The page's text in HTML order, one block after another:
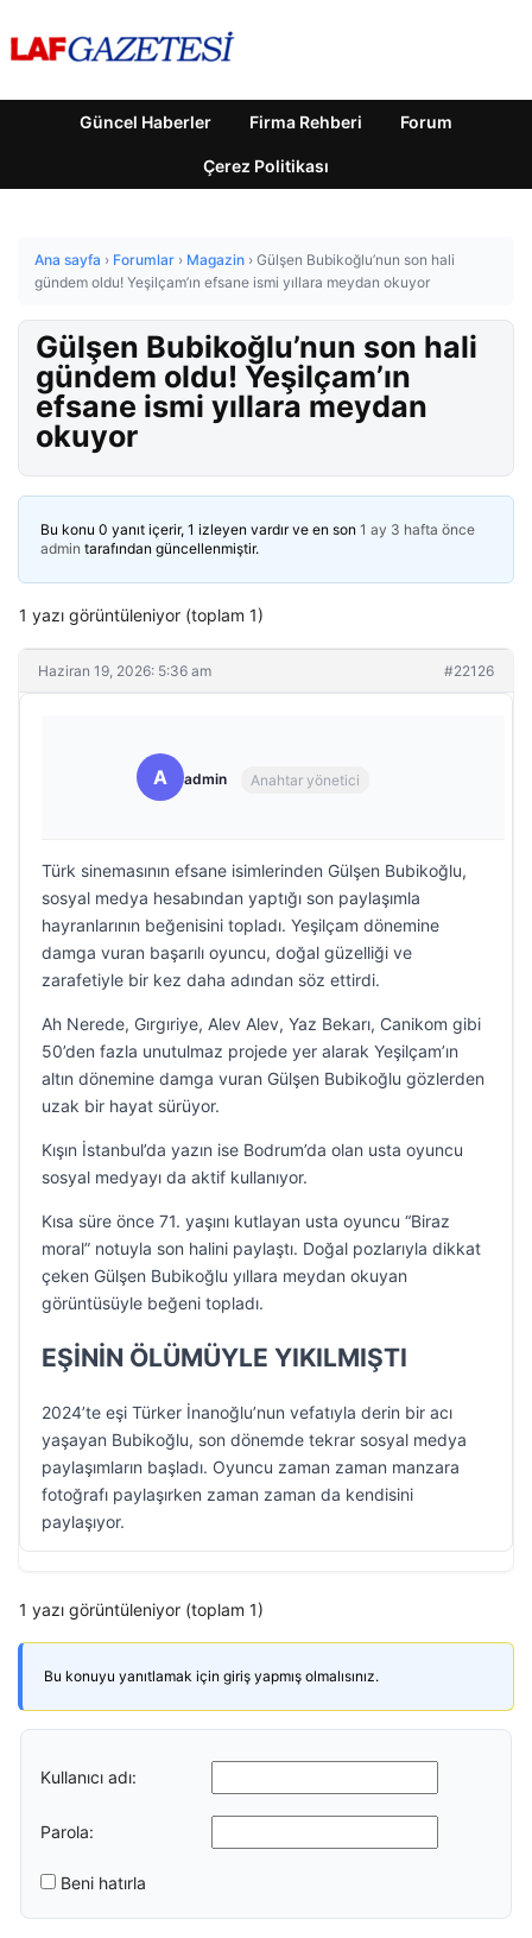
Güncel Haberler Firma Rehberi Forum
Çerez Politikası
Ana sayfa › Forumlar › Magazin › Gülşen Bubikoğlu’nun son hali
gündem oldu! Yeşilçam’ın efsane ismi yıllara meydan okuyor
Gülşen Bubikoğlu’nun son hali
gündem oldu! Yeşilçam’ın
efsane ismi yıllara meydan
okuyor
Bu konu 0 yanıt içerir, 1 izleyen vardır ve en son 1 ay 3 hafta önce
admin tarafından güncellenmiştir.
1 yazı görüntüleniyor (toplam 1)
Haziran 19, 2026: 5:36 am #22126
A admin Anahtar yönetici
Türk sinemasının efsane isimlerinden Gülşen Bubikoğlu,
sosyal medya hesabından yaptığı son paylaşımla
hayranlarının beğenisini topladı. Yeşilçam dönemine
damga vuran başarılı oyuncu, doğal güzelliği ve
zarafetiyle bir kez daha adından söz ettirdi.
Ah Nerede, Gırgıriye, Alev Alev, Yaz Bekarı, Canikom gibi
50’den fazla unutulmaz projede yer alarak Yeşilçam’ın
altın dönemine damga vuran Gülşen Bubikoğlu gözlerden
uzak bir hayat sürüyor.
Kışın İstanbul’da yazın ise Bodrum’da olan usta oyuncu
sosyal medyayı da aktif kullanıyor.
Kısa süre önce 71. yaşını kutlayan usta oyuncu “Biraz
moral” notuyla son halini paylaştı. Doğal pozlarıyla dikkat
çeken Gülşen Bubikoğlu yıllara meydan okuyan
görüntüsüyle beğeni topladı.
EŞİNİN ÖLÜMÜYLE YIKILMIŞTI
2024’te eşi Türker İnanoğlu’nun vefatıyla derin bir acı
yaşayan Bubikoğlu, son dönemde tekrar sosyal medya
paylaşımların başladı. Oyuncu zaman zaman manzara
fotoğrafı paylaşırken zaman zaman da kendisini
paylaşıyor.
1 yazı görüntüleniyor (toplam 1)
Bu konuyu yanıtlamak için giriş yapmış olmalısınız.
Kullanıcı adı:
Parola:
Beni hatırla